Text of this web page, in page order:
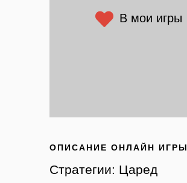
В мои игры
ОПИСАНИЕ ОНЛАЙН
Стратегии: Царед